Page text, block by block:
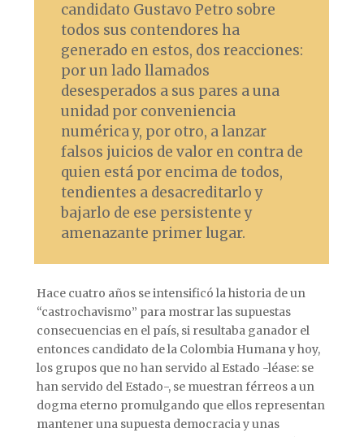
candidato Gustavo Petro sobre
todos sus contendores ha
generado en estos, dos reacciones:
por un lado llamados
desesperados a sus pares a una
unidad por conveniencia
numérica y, por otro, a lanzar
falsos juicios de valor en contra de
quien está por encima de todos,
tendientes a desacreditarlo y
bajarlo de ese persistente y
amenazante primer lugar.
Hace cuatro años se intensificó la historia de un
“castrochavismo” para mostrar las supuestas
consecuencias en el país, si resultaba ganador el
entonces candidato de la Colombia Humana y hoy,
los grupos que no han servido al Estado -léase: se
han servido del Estado-, se muestran férreos a un
dogma eterno promulgando que ellos representan
mantener una supuesta democracia y unas